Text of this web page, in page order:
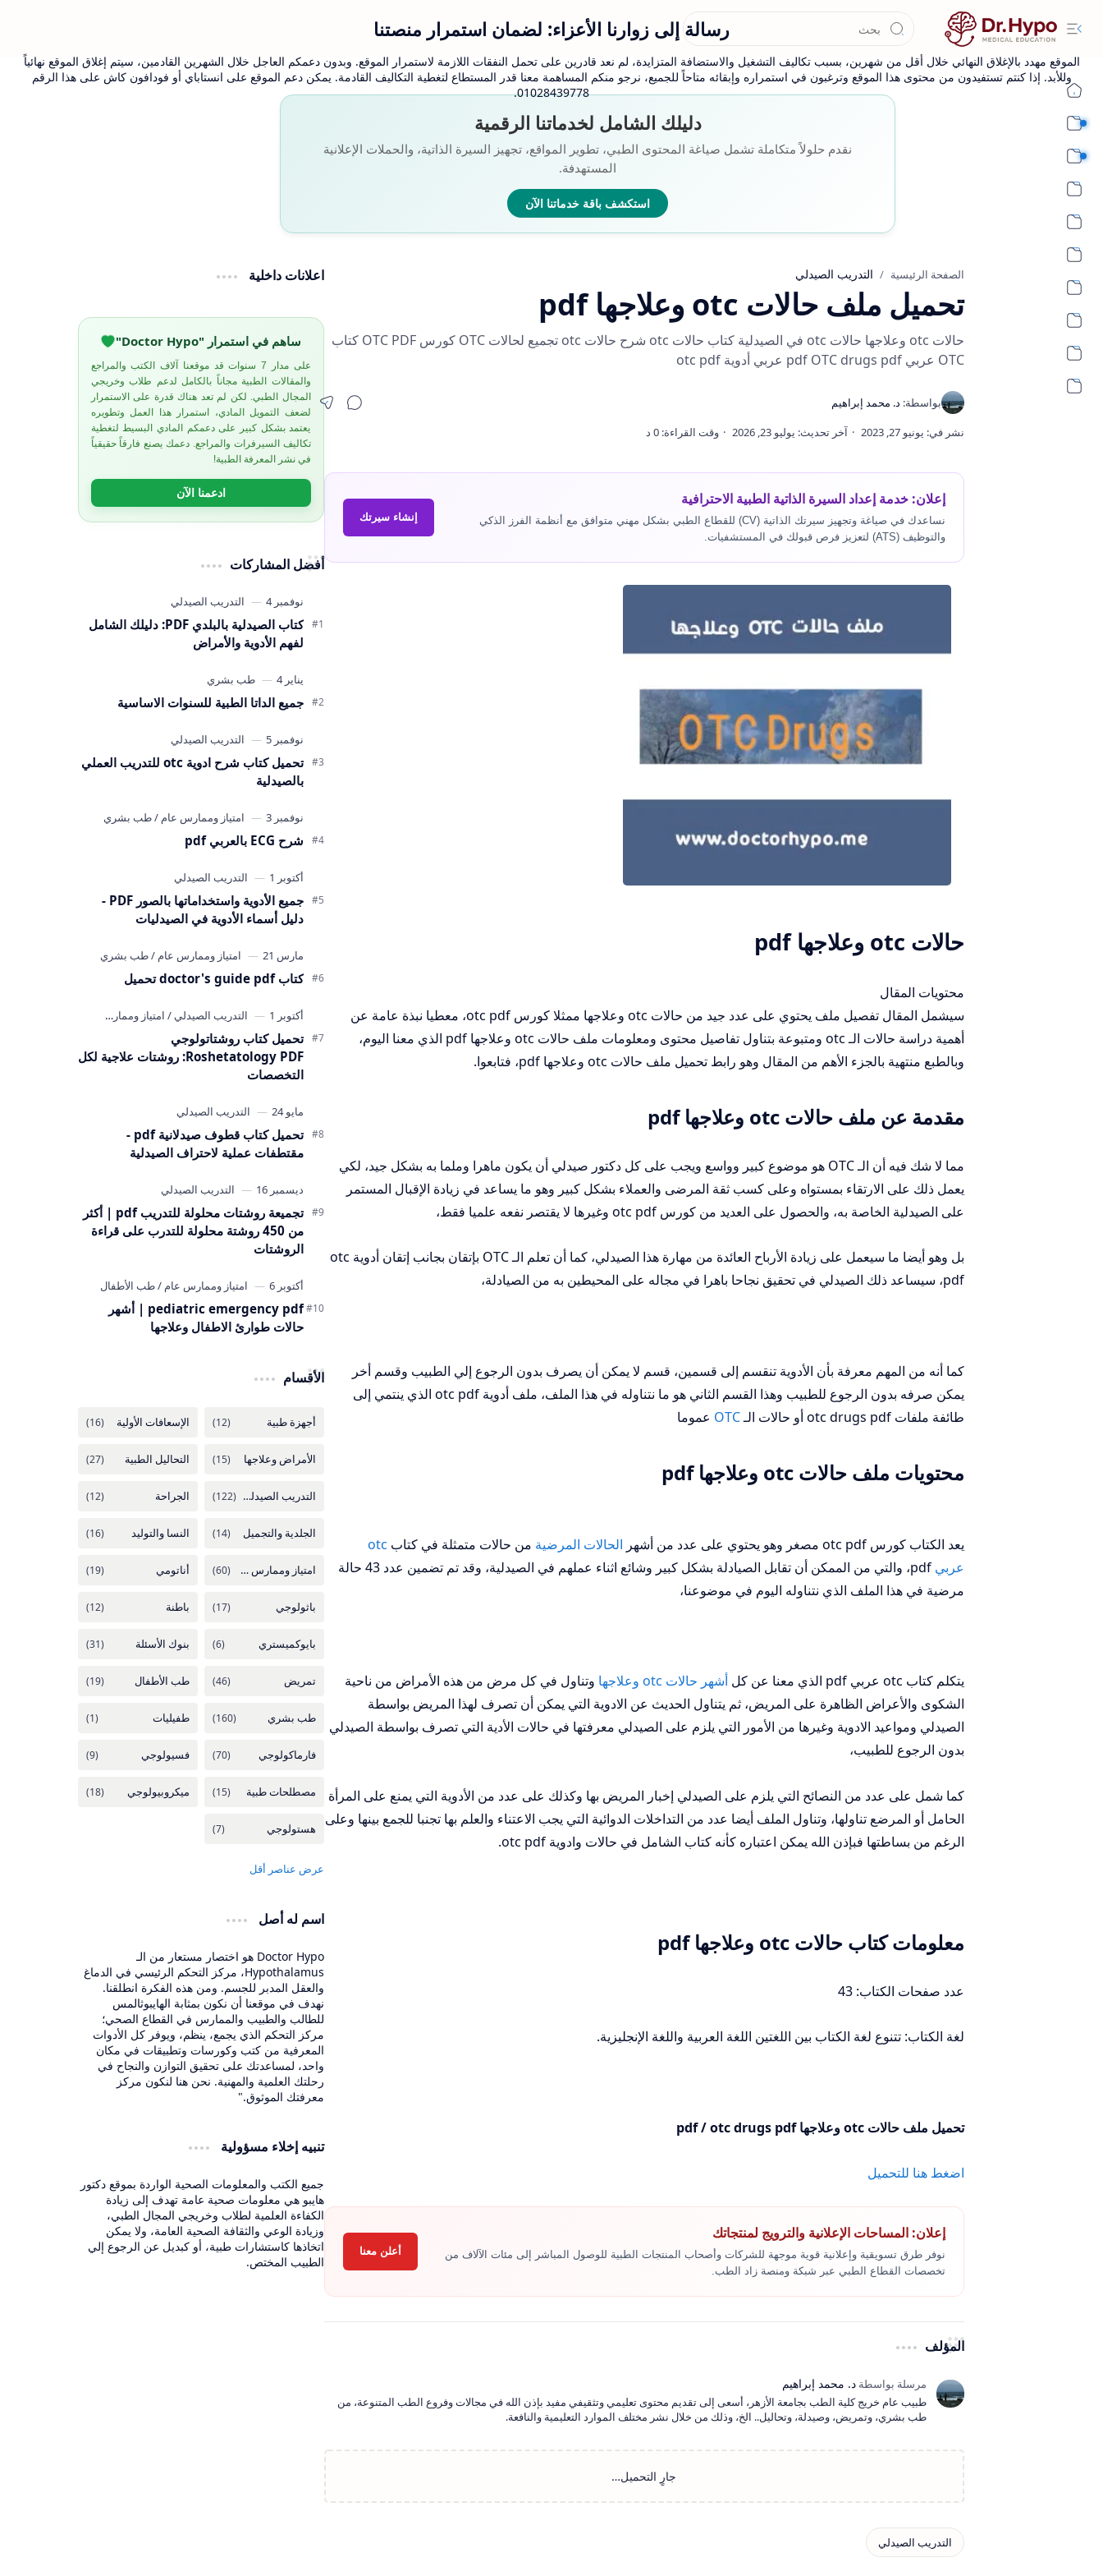
رسالة إلى زوارنا الأعزاء: لضمان استمرار منصتنا
الموقع مهدد بالإغلاق النهائي خلال أقل من شهرين، بسبب تكاليف التشغيل والاستضافة المتزايدة، لم نعد قادرين على تحمل النفقات اللازمة لاستمرار الموقع. وبدون دعمكم العاجل خلال الشهرين القادمين، سيتم إغلاق الموقع نهائياً
وللأبد. إذا كنتم تستفيدون من محتوى هذا الموقع وترغبون في استمراره وإبقائه متاحاً للجميع، نرجو منكم المساهمة معنا قدر المستطاع لتغطية التكاليف القادمة. يمكن دعم الموقع على انستاباي أو فودافون كاش على هذا الرقم
01028439778.
دليلك الشامل لخدماتنا الرقمية
نقدم حلولاً متكاملة تشمل صياغة المحتوى الطبي، تطوير المواقع، تجهيز السيرة الذاتية، والحملات الإعلانية
المستهدفة.
استكشف باقة خدماتنا الآن
الصفحة الرئيسية التدريب الصيدلي
تحميل ملف حالات otc وعلاجها pdf
حالات otc وعلاجها حالات otc في الصيدلية كتاب حالات otc شرح حالات otc تجميع لحالات OTC كورس OTC PDF كتاب
OTC عربي pdf OTC drugs pdf عربي أدوية otc pdf
إعلان: خدمة إعداد السيرة الذاتية الطبية الاحترافية
نساعدك في صياغة وتجهيز سيرتك الذاتية (CV) للقطاع الطبي بشكل مهني متوافق مع أنظمة الفرز الذكي
والتوظيف (ATS) لتعزيز فرص قبولك في المستشفيات.
إنشاء سيرتك
حالات otc وعلاجها pdf
محتويات المقال
سيشمل المقال تفصيل ملف يحتوي على عدد جيد من حالات otc وعلاجها ممثلا كورس otc pdf، معطيا نبذة عامة عن
أهمية دراسة حالات الـ otc ومتبوعة بتناول تفاصيل محتوى ومعلومات ملف حالات otc وعلاجها pdf الذي معنا اليوم،
وبالطبع منتهية بالجزء الأهم من المقال وهو رابط تحميل ملف حالات otc وعلاجها pdf، فتابعوا.
مقدمة عن ملف حالات otc وعلاجها pdf
مما لا شك فيه أن الـ OTC هو موضوع كبير وواسع ويجب على كل دكتور صيدلي أن يكون ماهرا وملما به بشكل جيد، لكي
يعمل ذلك على الارتقاء بمستواه وعلى كسب ثقة المرضى والعملاء بشكل كبير وهو ما يساعد في زيادة الإقبال المستمر
على الصيدلية الخاصة به، والحصول على العديد من كورس otc pdf وغيرها لا يقتصر نفعه علميا فقط،
بل وهو أيضا ما سيعمل على زيادة الأرباح العائدة من مهارة هذا الصيدلي، كما أن تعلم الـ OTC بإتقان بجانب إتقان أدوية otc
pdf، سيساعد ذلك الصيدلي في تحقيق نجاحا باهرا في مجاله على المحيطين به من الصيادلة،
كما أنه من المهم معرفة بأن الأدوية تنقسم إلى قسمين، قسم لا يمكن أن يصرف بدون الرجوع إلي الطبيب وقسم أخر
يمكن صرفه بدون الرجوع للطبيب وهذا القسم الثاني هو ما نتناوله في هذا الملف، ملف أدوية otc pdf الذي ينتمي إلى
طائفة ملفات otc drugs pdf أو حالات الـ
OTC عموما
محتويات ملف حالات otc وعلاجها pdf
يعد الكتاب كورس otc pdf مصغر وهو يحتوي على عدد من أشهر الحالات المرضية من حالات متمثلة في كتاب otc
عربي
pdf، والتي من الممكن أن تقابل الصيادلة بشكل كبير وشائع اثناء عملهم في الصيدلية، وقد تم تضمين عدد 43 حالة
مرضية في هذا الملف الذي نتناوله اليوم في موضوعنا،
يتكلم كتاب otc عربي pdf الذي معنا عن كل أشهر حالات otc وعلاجها
وتناول في كل مرض من هذه الأمراض من ناحية
الشكوى والأعراض الظاهرة على المريض، ثم يتناول الحديث عن الادوية التي يمكن أن تصرف لهذا المريض بواسطة
الصيدلي ومواعيد الادوية وغيرها من الأمور التي يلزم على الصيدلي معرفتها في حالات الأدية التي تصرف بواسطة الصيدلي
بدون الرجوع للطبيب،
كما شمل على عدد من النصائح التي يلزم على الصيدلي إخبار المريض بها وكذلك على عدد من الأدوية التي يمنع على المرأة
الحامل أو المرضع تناولها، وتناول الملف أيضا عدد من التداخلات الدوائية التي يجب الاعتناء والعلم بها تجنبا للجمع بينها وعلى
الرغم من بساطتها فبإذن الله يمكن اعتباره كأنه كتاب الشامل في حالات وادوية otc pdf.
معلومات كتاب حالات otc وعلاجها pdf
عدد صفحات الكتاب: 43
لغة الكتاب: تتنوع لغة الكتاب بين اللغتين اللغة العربية واللغة الإنجليزية.
تحميل ملف حالات otc وعلاجها pdf / otc drugs pdf
اضغط هنا للتحميل
إعلان: المساحات الإعلانية والترويج لمنتجاتك
نوفر طرق تسويقية وإعلانية قوية موجهة للشركات وأصحاب المنتجات الطبية للوصول المباشر إلى مئات الآلاف من
تخصصات القطاع الطبي عبر شبكة ومنصة زاد الطب.
أعلن معنا
المؤلف
طبيب عام خريج كلية الطب بجامعة الأزهر، أسعى إلى تقديم محتوى تعليمي وتثقيفي مفيد بإذن الله في مجالات وفروع الطب المتنوعة، من
طب بشري، وتمريض، وصيدلة، وتحاليل.. الخ، وذلك من خلال نشر مختلف الموارد التعليمية والنافعة.
اعلانات داخلية
ساهم في استمرار "Doctor Hypo"
على مدار 7 سنوات قد موقعنا آلاف الكتب والمراجع
والمقالات الطبية مجاناً بالكامل لدعم طلاب وخريجي
المجال الطبي. لكن لم تعد هناك قدرة على الاستمرار
لضعف التمويل المادي، استمرار هذا العمل وتطويره
يعتمد بشكل كبير على دعمكم المادي البسيط لتغطية
تكاليف السيرفرات والمراجع. دعمك يصنع فارقاً حقيقياً
في نشر المعرفة الطبية!
ادعمنا الآن
أفضل المشاركات
كتاب الصيدلية بالبلدي PDF: دليلك الشامل
لفهم الأدوية والأمراض
جميع الداتا الطبية للسنوات الاساسية
تحميل كتاب شرح ادوية otc للتدريب العملي
بالصيدلية
شرح ECG بالعربي pdf
جميع الأدوية واستخداماتها بالصور PDF -
دليل أسماء الأدوية في الصيدليات
كتاب doctor's guide pdf تحميل
تحميل كتاب روشتاتولوجي
Roshetatology PDF: روشتات علاجية لكل
التخصصات
تحميل كتاب قطوف صيدلانية pdf -
مقتطفات عملية لاحتراف الصيدلية
تجميعة روشتات محلولة للتدريب pdf | أكثر
من 450 روشتة محلولة للتدرب على قراءة
الروشتات
pediatric emergency pdf | أشهر
حالات طوارئ الاطفال وعلاجها
الأقسام
اسم له أصل
Doctor Hypo هو اختصار مستعار من الـ
Hypothalamus، مركز التحكم الرئيسي في الدماغ
والعقل المدبر للجسم. ومن هذه الفكرة انطلقنا.
نهدف في موقعنا أن نكون بمثابة الهايبوثالمس
للطالب والطبيب والممارس في القطاع الصحي؛
مركز التحكم الذي يجمع، ينظم، ويوفر كل الأدوات
المعرفية من كتب وكورسات وتطبيقات في مكان
واحد، لمساعدتك على تحقيق التوازن والنجاح في
رحلتك العلمية والمهنية. نحن هنا لنكون مركز
معرفتك الموثوق."
تنبيه إخلاء مسؤولية
جميع الكتب والمعلومات الصحية الواردة بموقع دكتور
هايبو هي معلومات صحية عامة تهدف إلى زيادة
الكفاءة العلمية لطلاب وخريجي المجال الطبي،
وزيادة الوعي والثقافة الصحية العامة، ولا يمكن
اتخاذها كاستشارات طبية، أو كبديل عن الرجوع إلي
الطبيب المختص.